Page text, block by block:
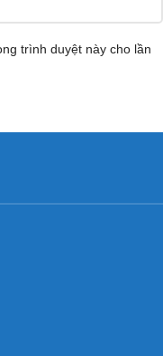
trình duyệt này cho lần